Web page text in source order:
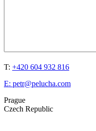
T: +420 604 932 816
E: petr@pelucha.com
Prague
Czech Republic